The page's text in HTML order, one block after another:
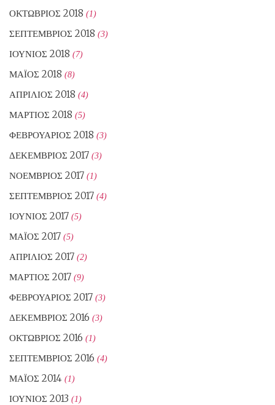
ΟΚΤΏΒΡΙΟΣ 2018 (1)
ΣΕΠΤΈΜΒΡΙΟΣ 2018 (3)
ΙΟΎΝΙΟΣ 2018 (7)
ΜΆΙΟΣ 2018 (8)
ΑΠΡΊΛΙΟΣ 2018 (4)
ΜΆΡΤΙΟΣ 2018 (5)
ΦΕΒΡΟΥΆΡΙΟΣ 2018 (3)
ΔΕΚΈΜΒΡΙΟΣ 2017 (3)
ΝΟΈΜΒΡΙΟΣ 2017 (1)
ΣΕΠΤΈΜΒΡΙΟΣ 2017 (4)
ΙΟΎΝΙΟΣ 2017 (5)
ΜΆΙΟΣ 2017 (5)
ΑΠΡΊΛΙΟΣ 2017 (2)
ΜΆΡΤΙΟΣ 2017 (9)
ΦΕΒΡΟΥΆΡΙΟΣ 2017 (3)
ΔΕΚΈΜΒΡΙΟΣ 2016 (3)
ΟΚΤΏΒΡΙΟΣ 2016 (1)
ΣΕΠΤΈΜΒΡΙΟΣ 2016 (4)
ΜΆΙΟΣ 2014 (1)
ΙΟΎΝΙΟΣ 2013 (1)